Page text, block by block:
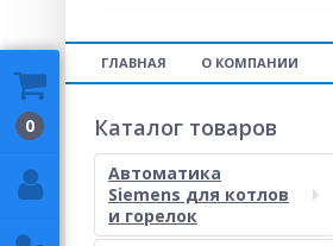
ГЛАВНАЯ О КОМПАНИИ
Каталог товаров
Автоматика
Siemens для котлов
и горелок
0